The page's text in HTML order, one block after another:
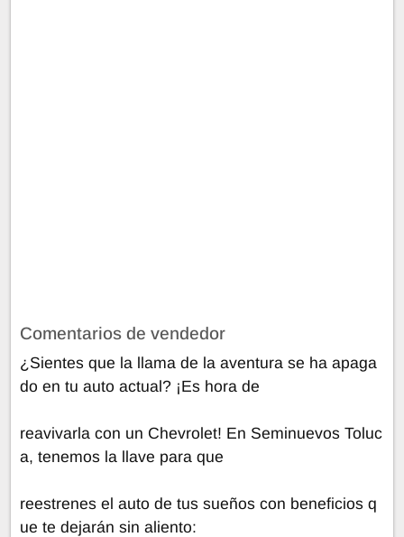
Comentarios de vendedor
¿Sientes que la llama de la aventura se ha apaga
do en tu auto actual? ¡Es hora de
reavivarla con un Chevrolet! En Seminuevos Toluc
a, tenemos la llave para que
reestrenes el auto de tus sueños con beneficios q
ue te dejarán sin aliento: